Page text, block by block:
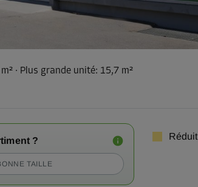
· Plus grande unité: 15,7 m²
?
TAILLE
Réduit